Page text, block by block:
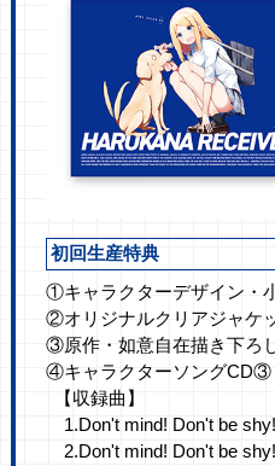
初回生産特典
①キャラクターデザイン・
②オリジナルクリアジャケ
③原作・如意自在描き下ろ
【収録曲】
1.Don't mind! Don't be shy!
2.Don't mind! Don't be shy!